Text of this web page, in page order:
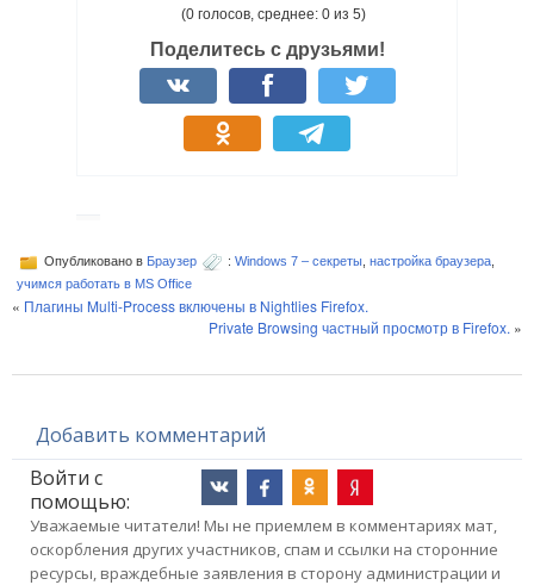
(0 голосов, среднее: 0 из 5)
Поделитесь с друзьями!
Опубликовано в Браузер : Windows 7 – секреты настройка браузера
учимся работать в MS Office
« Плагины Multi-Process включены в Nightlies Firefox.
Private Browsing частный просмотр в Firefox. »
Добавить комментарий
Войти с
помощью:
Уважаемые читатели! Мы не приемлем в комментариях мат,
оскорбления других участников, спам и ссылки на сторонние
ресурсы, враждебные заявления в сторону администрации и